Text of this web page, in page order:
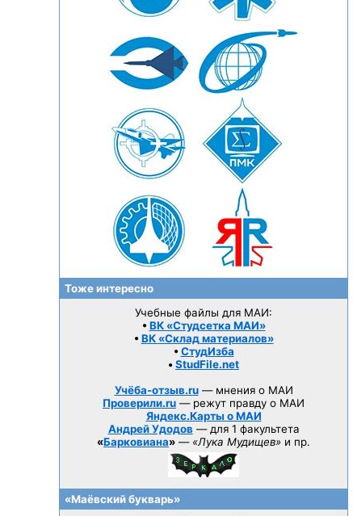
Тоже интересно
Учебные файлы для МАИ:
• ВК «Студсетка МАИ»
• ВК «Склад материалов»
• СтудИзба
• StudFile.net
Учёба-отзыв.ru— мнения о МАИ
Проверили.ru — режут правду о МАИ
Яндекс.Карты о МАИ
Андрей Удодов — для 1 факультета
«Барковиана» — «Лука Мудищев» и пр.
«Маёвский букварь»